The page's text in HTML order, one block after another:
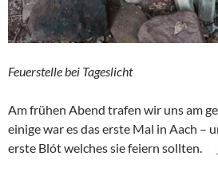
Feuerstelle bei Tageslicht
Am frühen Abend trafen wir uns am
einige war es das erste Mal in Aach –
erste Blót welches sie feiern sollten.